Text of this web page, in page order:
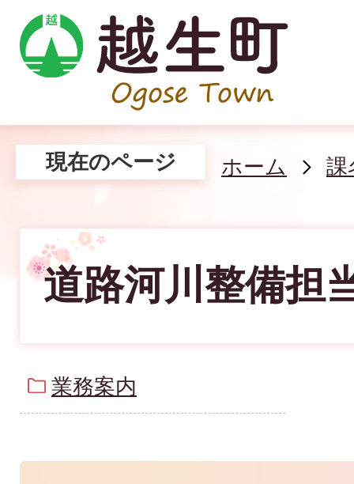
現在のページ ホーム 課
道路河川整備担
業務案内